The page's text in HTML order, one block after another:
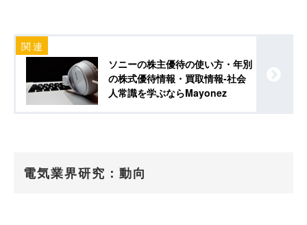
ソニーの株主優待の使い方・年別
の株式優待情報・買取情報-社会
人常識を学ぶならMayonez
電気業界研究：動向